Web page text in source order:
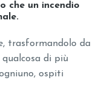
che un incendio
trasformandolo da
di più
ospiti